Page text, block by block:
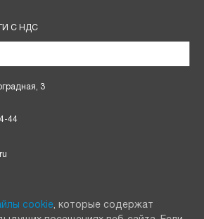
С НДС
3
44
cookie, которые содержат